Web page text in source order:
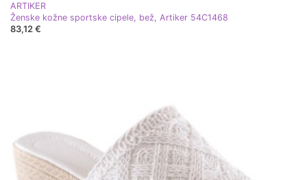
ARTIKER
Ženske kožne sportske cipele, bež, Artiker 54C1468
83,12 €